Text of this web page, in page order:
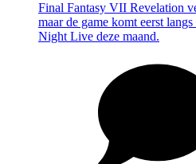
Final Fantasy VII Revelation
maar de game komt eerst
Night Live deze maand.